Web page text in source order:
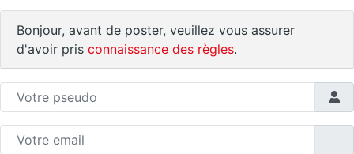
Bonjour, avant de poster, veuillez vous assurer
d'avoir pris connaissance des règles.